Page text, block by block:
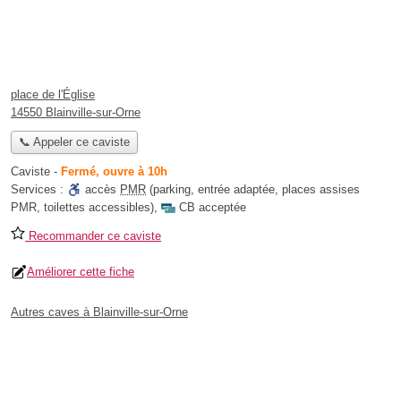
place de l'Église
14550 Blainville-sur-Orne
📞 Appeler ce caviste
Caviste - Fermé, ouvre à 10h
Services :
accès PMR (parking, entrée adaptée, places assises
PMR, toilettes accessibles), CB acceptée
Recommander ce caviste
Améliorer cette fiche
Autres caves à Blainville-sur-Orne